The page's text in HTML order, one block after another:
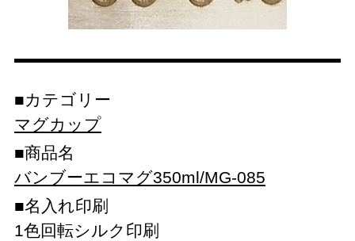
カテゴリー
マグカップ
商品名
バンブーエコマグ350ml/MG-085
名入れ印刷
1色回転シルク印刷